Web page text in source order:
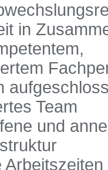
in
Team
und
Arbeitszeiten